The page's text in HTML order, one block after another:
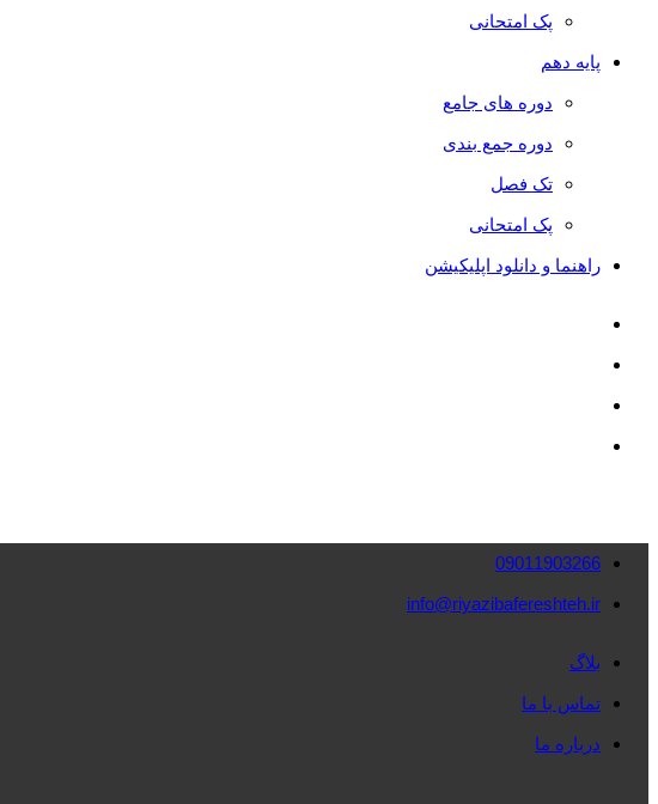
پک امتحانی
پایه دهم
دوره های جامع
دوره جمع بندی
تک فصل
پک امتحانی
راهنما و دانلود اپلیکیشن
09011903266
info@riyazibafereshteh.ir
بلاگ
تماس با ما
درباره ما